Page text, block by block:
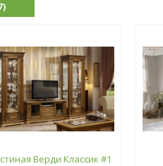
Верди Классик #1